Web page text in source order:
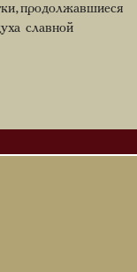
продолжавшиеся
славной